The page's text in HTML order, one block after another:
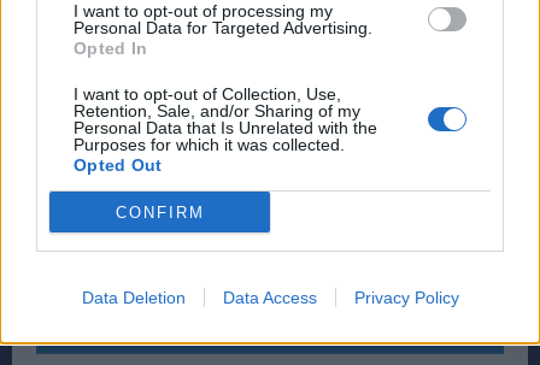
I want to opt-out of processing my
Personal Data for Targeted Advertising.
Opted In
I want to opt-out of Collection, Use,
Retention, Sale, and/or Sharing of my
Personal Data that Is Unrelated with the
Purposes for which it was collected.
Opted Out
CONFIRM
Data Deletion Data Access Privacy Policy